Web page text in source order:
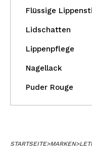
Flüssige
Lidschatten
Lippenpflege
Nagellack
Puder Rouge
STARTSEITE>MARKEN>